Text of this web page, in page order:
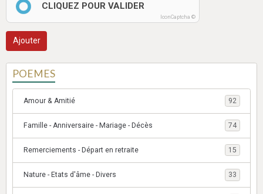
CLIQUEZ POUR VALIDER
IconCaptcha ©
Ajouter
POEMES
Amour & Amitié 92
Famille - Anniversaire - Mariage - Décès 74
Remerciements - Départ en retraite 15
Nature - Etats d'âme - Divers 33